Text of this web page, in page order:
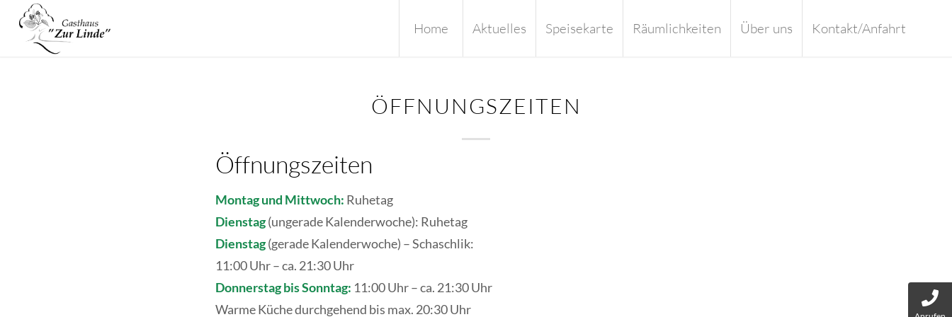
Home Aktuelles Speisekarte Räumlichkeiten Über uns Kontakt/Anfahrt
ÖFFNUNGSZEITEN
Öffnungszeiten
Montag und Mittwoch: Ruhetag
Dienstag(ungerade Kalenderwoche): Ruhetag
Dienstag(gerade Kalenderwoche) – Schaschlik:
11:00 Uhr – ca. 21:30 Uhr
Donnerstag bis Sonntag: 11:00 Uhr – ca. 21:30 Uhr
Warme Küche durchgehend bis max. 20:30 Uhr